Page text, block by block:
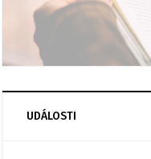
UDÁLOSTI